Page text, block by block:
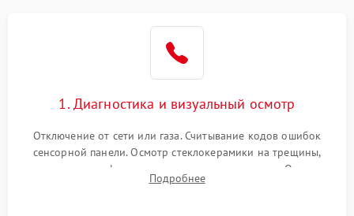
1. Диагностика и визуальный осмотр
Отключение от сети или газа. Считывание кодов ошибок
сенсорной панели. Осмотр стеклокерамики на трещины,
проверка конфорок на равномерность нагрева. Опрос
клиента о симптомах (не включается, не видит посуду,
Подробнее